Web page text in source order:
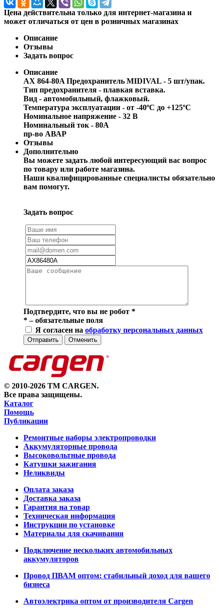
Цена действительна только для интернет-магазина и
может отличаться от цен в розничных магазинах
Описание
Отзывы
Задать вопрос
Описание
AX 864-80A Предохранитель MIDIVAL - 5 шт/упак.
Тип предохранителя - плавкая вставка.
Вид - автомобильный, флажковый.
Температура эксплуатации - от -40ºС до +125ºС
Номинальное напряжение - 32 В
Номинальный ток - 80A
пр-во АВАР
Отзывы
Дополнительно
Вы можете задать любой интересующий вас вопрос
по товару или работе магазина.
Наши квалифицированные специалисты обязательно
вам помогут.
Задать вопрос
Подтвердите, что вы не робот *
*– обязательные поля
Я согласен на обработку персональных данных
Отправить Отменить
© 2010-2026 TM CARGEN.
Все права защищены.
Каталог
Помощь
Публикации
Ремонтные наборы электропроводки
Аккумуляторные провода
Высоковольтные провода
Катушки зажигания
Неликвиды
Оплата заказа
Доставка заказа
Гарантия на товар
Техническая информация
Инструкции по установке
Материалы для скачивания
Подключение нескольких автомобильных
аккумуляторов
Провод ПВАМ оптом: стабильный доход для вашего
бизнеса
Автоэлектрика оптом от производителя Cargen